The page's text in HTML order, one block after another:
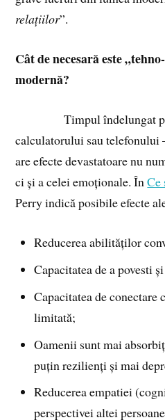
relațiilor”.
Cât de necesară este
modernă?
Timpul îndelungat
calculatorului sau telefonului
are efecte devastatoare nu
ci și a celei emoționale. ÎnCe
Perry indică posibile efecte
Reducerea abilităților
Capacitatea de a povesti
Capacitatea de conectare
limitată;
Oamenii sunt mai
puțin rezilienți și mai
Reducerea empatiei
perspectivei altei